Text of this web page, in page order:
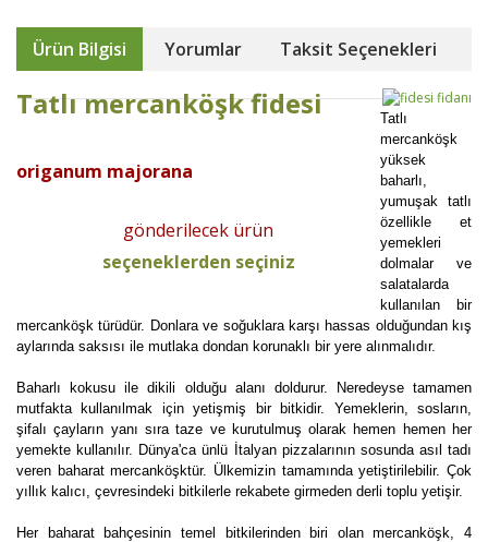
Ürün Bilgisi Yorumlar Taksit Seçenekleri
Tatlı mercanköşk fidesi
origanum majorana
gönderilecek ürün
seçeneklerden seçiniz
Tatlı
mercanköşk
yüksek
baharlı,
yumuşak tatlı
özellikle et
yemekleri
dolmalar ve
salatalarda
kullanılan bir
mercanköşk türüdür. Donlara ve soğuklara karşı hassas olduğundan kış
aylarında saksısı ile mutlaka dondan korunaklı bir yere alınmalıdır.
Baharlı kokusu ile dikili olduğu alanı doldurur. Neredeyse tamamen
mutfakta kullanılmak için yetişmiş bir bitkidir. Yemeklerin, sosların,
şifalı çayların yanı sıra taze ve kurutulmuş olarak hemen hemen her
yemekte kullanılır. Dünya'ca ünlü İtalyan pizzalarının sosunda asıl tadı
veren baharat mercanköşktür. Ülkemizin tamamında yetiştirilebilir. Çok
yıllık kalıcı, çevresindeki bitkilerle rekabete girmeden derli toplu yetişir.
Her baharat bahçesinin temel bitkilerinden biri olan mercanköşk, 4